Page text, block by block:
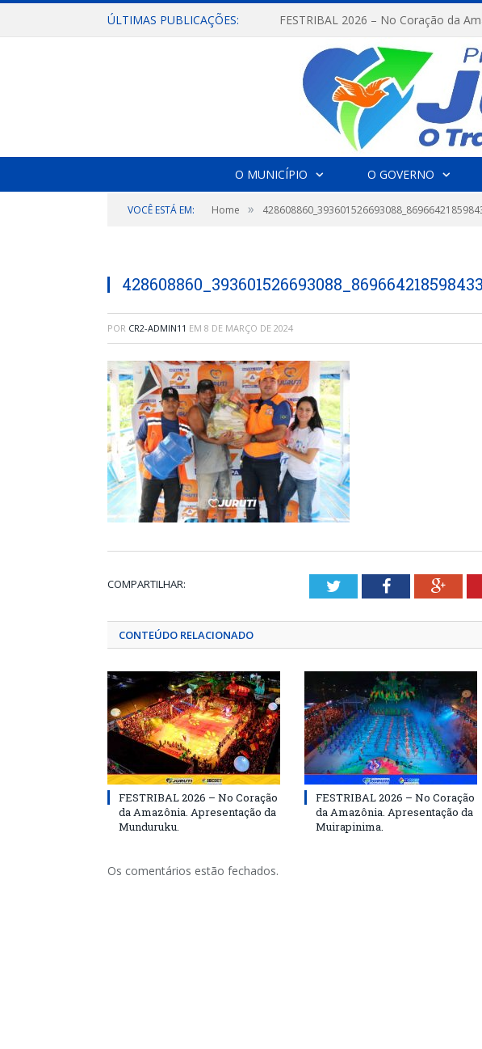
ÚLTIMAS PUBLICAÇÕES:
O MUNICÍPIO O GOVERNO
VOCÊ ESTÁ EM: Home »
POR CR2-ADMIN11 EM 8 DE MARÇO DE 2024
COMPARTILHAR: TwitterFacebook
CONTEÚDO RELACIONADO
FESTRIBAL 2026 – No Coração
da Amazônia. Apresentação da
Munduruku.
FESTRIBAL 2026 – No Coração
da Amazônia. Apresentação da
Muirapinima.
Os comentários estão fechados.